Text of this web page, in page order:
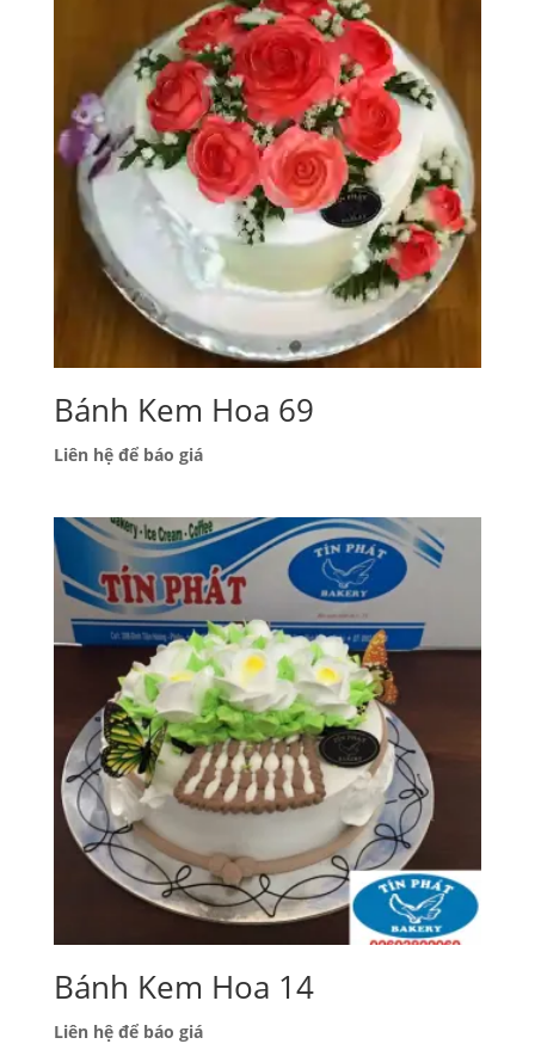
Bánh Kem Hoa 69
Liên hệ để báo giá
Bánh Kem Hoa 14
Liên hệ để báo giá